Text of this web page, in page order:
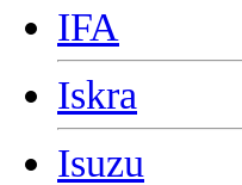
IFA
Iskra
Isuzu